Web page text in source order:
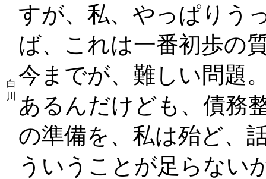
白
川
すが、私、やっぱりう
ば、これは一番初歩の
今までが、難しい問題
あるんだけども、債務
の準備を、私は殆ど、
ういうことが足らない